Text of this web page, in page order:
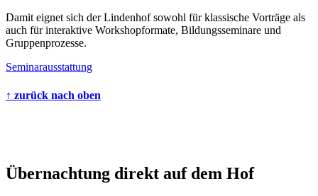
Damit eignet sich der Lindenhof sowohl für klassische Vorträge als
auch für interaktive Workshopformate, Bildungsseminare und
Gruppenprozesse.
Seminarausstattung
↑ zurück nach oben
Übernachtung direkt auf dem Hof